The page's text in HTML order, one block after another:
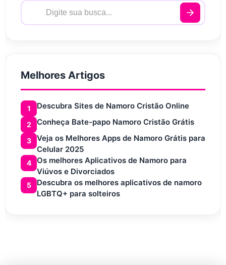
Melhores Artigos
1 Descubra Sites de Namoro Cristão Online
2 Conheça Bate-papo Namoro Cristão Grátis
3
Veja os Melhores Apps de Namoro Grátis para
Celular 2025
4
Os melhores Aplicativos de Namoro para
Viúvos e Divorciados
5
Descubra os melhores aplicativos de namoro
LGBTQ+ para solteiros